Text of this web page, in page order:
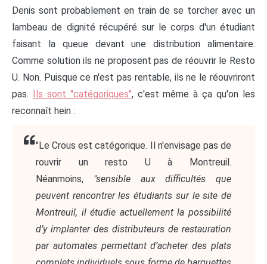
Denis sont probablement en train de se torcher avec un
lambeau de dignité récupéré sur le corps d'un étudiant
faisant la queue devant une distribution alimentaire.
Comme solution ils ne proposent pas de réouvrir le Resto
U. Non. Puisque ce n'est pas rentable, ils ne le réouvriront
pas. Ils sont "catégoriques", c'est même à ça qu'on les
reconnaît hein :
"Le Crous est catégorique. Il n'envisage pas de
rouvrir un resto U à Montreuil.
Néanmoins, "sensible aux difficultés que
peuvent rencontrer les étudiants sur le site de
Montreuil, il étudie actuellement la possibilité
d’y implanter des distributeurs de restauration
par automates permettant d’acheter des plats